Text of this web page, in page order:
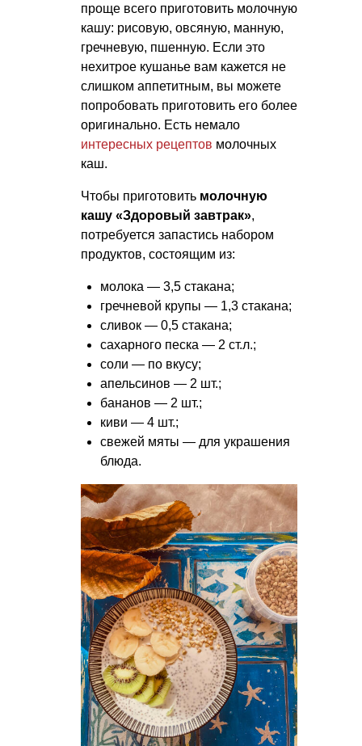
проще всего приготовить молочную
кашу: рисовую, овсяную, манную,
гречневую, пшенную. Если это
нехитрое кушанье вам кажется не
слишком аппетитным, вы можете
попробовать приготовить его более
оригинально. Есть немало
интересных рецептов молочных
каш.
Чтобы приготовить молочную
кашу «Здоровый завтрак»,
потребуется запастись набором
продуктов, состоящим из:
молока — 3,5 стакана;
гречневой крупы — 1,3 стакана;
сливок — 0,5 стакана;
сахарного песка — 2 ст.л.;
соли — по вкусу;
апельсинов — 2 шт.;
бананов — 2 шт.;
киви — 4 шт.;
свежей мяты — для украшения
блюда.